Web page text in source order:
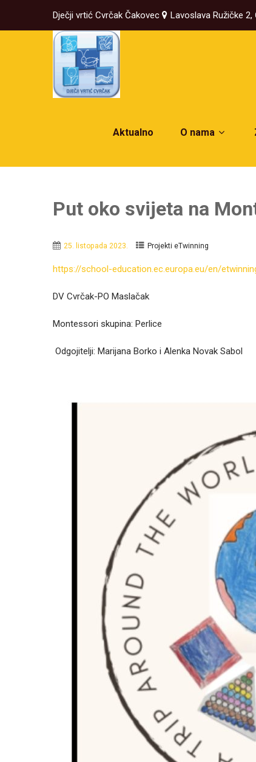
Dječji vrtić Cvrčak Čakovec Lavoslava Ružičke 2,
Aktualno O nama
Put oko svijeta na
25. listopada 2023. Projekti eTwinning
https://school-education.ec.europa.eu/en/
DV Cvrčak-PO Maslačak
Montessori skupina: Perlice
Odgojitelji: Marijana Borko i Alenka Novak Sabol